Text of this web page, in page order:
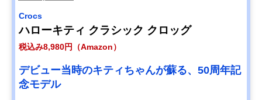
Crocs
ハローキティ クラシック クロッグ
税込み8,980円（Amazon）
デビュー当時のキティちゃんが蘇る、50周年記
念モデル